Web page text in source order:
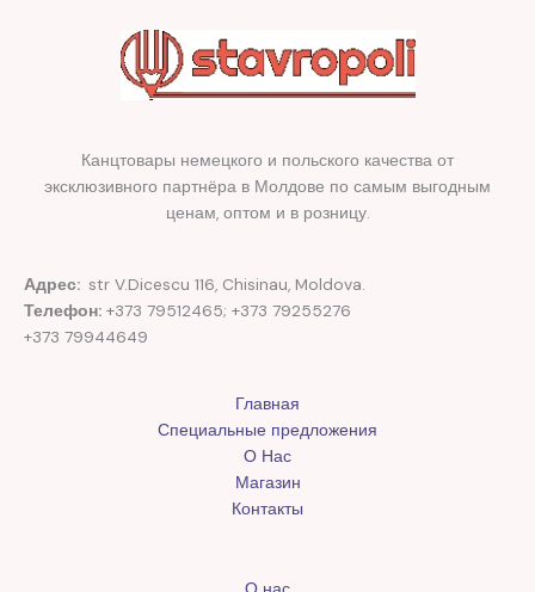
Канцтовары немецкого и польского качества от
эксклюзивного партнёра в Молдове по самым выгодным
ценам, оптом и в розницу.
Адрес: str V.Dicescu 116, Chisinau, Moldova.
Телефон: +373 79512465; +373 79255276
+373 79944649
Главная
Специальные предложения
О Нас
Магазин
Контакты